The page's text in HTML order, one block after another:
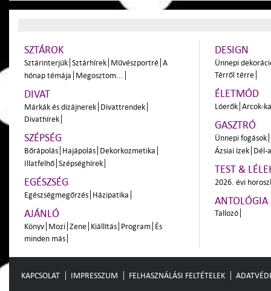
SZTÁROK
Sztárinterjúk Sztárhírek Művészportré A
hónap témája Megosztom...
DIVAT
Márkák és dizájnerek Divattrendek
Divathírek
SZÉPSÉG
Bőrápolás Hajápolás Dekorkozmetika
Illatfelhő Szépséghírek
EGÉSZSÉG
Egészségmegőrzés Házipatika
AJÁNLÓ
Könyv Mozi Zene Kiállítás Program És
minden más
DESIGN
Ünnepi
Térről térre
ÉLETMÓD
Lóerők Arcok-
GASZTRÓ
Ünnepi fogások
Ázsiai ízek Dél-
TEST &
2026. évi
ANTOLÓGIA
Tallozó
KAPCSOLAT IMPRESSZUM FELHASZNÁLÁSI FELTÉTELEK